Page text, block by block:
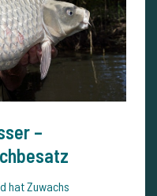
–
hat Zuwachs